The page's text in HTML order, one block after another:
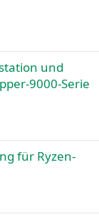
und
9000-Serie
für Ryzen-